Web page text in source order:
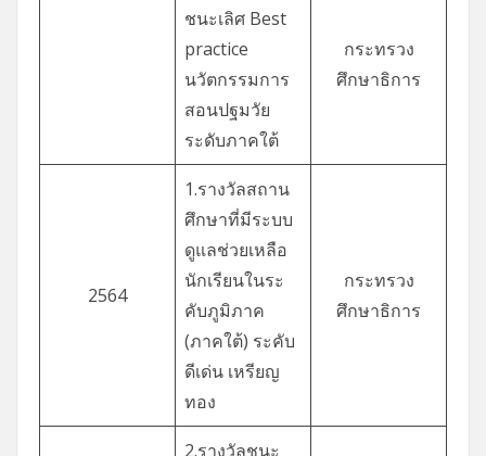
ชนะเลิศ Best
practice
นวัตกรรมการ
สอนปฐมวัย
ระดับภาคใต้
กระทรวง
ศึกษาธิการ
2564
1.รางวัลสถาน
ศึกษาที่มีระบบ
ดูแลช่วยเหลือ
นักเรียนในระ
คับภูมิภาค
(ภาคใต้) ระคับ
ดีเด่น เหรียญ
ทอง
กระทรวง
ศึกษาธิการ
2.รางวัลชนะ